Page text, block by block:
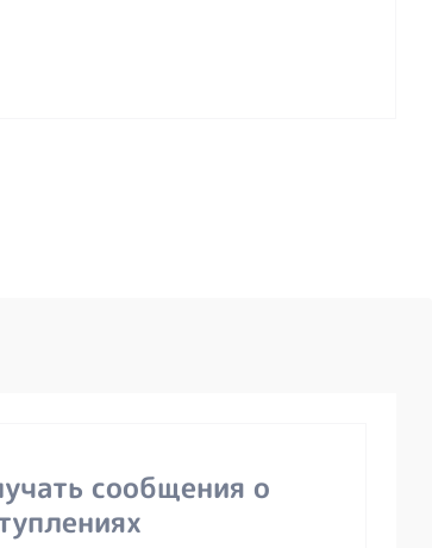
сообщения о